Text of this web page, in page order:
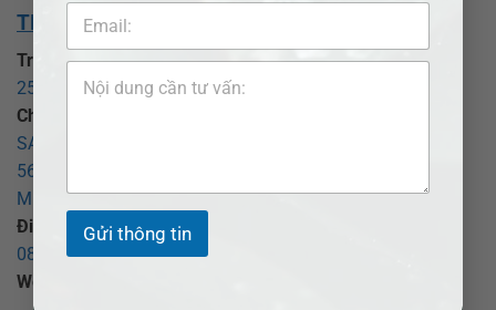
Gửi thông tin
THÔNG TIN VỀ CHÚNG TÔI:
Trụ sở chính:CÔNG TY LUẬT TNHH ADB SAIGON
25 Đồng Xoài, phường Tân Bình, TP Hồ Chí Minh
Chi nhánh Bình Dương:
SAIGON – CHI NHÁNH BÌNH DƯƠNG
569 Đại lộ Bình Dương, phường Thủ Dầu Một, TP Hồ Chí
Minh
Điện thoại: 0377.377.877
0855.017.017(Hôn nhân) -
Website: